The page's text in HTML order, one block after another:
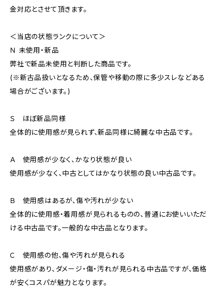
金対応とさせて頂きます。
＜当店の状態ランクについて＞
Ｎ 未使用・新品
弊社で新品未使用と判断した商品です。
(※新古品扱いとなるため、保管や移動の際に多少スレなどある
場合がございます。)
Ｓ ほぼ新品同様
全体的に使用感が見られず、新品同様に綺麗な中古品です。
Ａ 使用感が少なく、かなり状態が良い
使用感が少なく、中古としてはかなり状態の良い中古品です。
Ｂ 使用感はあるが、傷や汚れが少ない
全体的に使用感・着用感が見られるものの、普通にお使いいただ
ける中古品です。一般的な中古品となります。
Ｃ 使用感の他、傷や汚れが見られる
使用感があり、ダメージ・傷・汚れが見られる中古品ですが、価格
が安くコスパが魅力となります。